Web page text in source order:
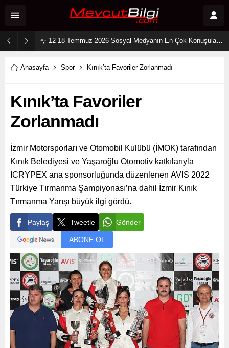
12-18 Temmuz 2026 Sosyal Medyanın En Çok Konuşulan Dizi Çiftleri: Zirvede Kıyasıya Rekabet!
Anasayfa Spor Kınık’ta Favoriler Zorlanmadı
Kınık’ta Favoriler
Zorlanmadı
İzmir Motorsporları ve Otomobil Kulübü (İMOK) tarafından
Kınık Belediyesi ve Yaşaroğlu Otomotiv katkılarıyla
ICRYPEX ana sponsorluğunda düzenlenen AVIS 2022
Türkiye Tırmanma Şampiyonası’na dahil İzmir Kınık
Tırmanma Yarışı büyük ilgi gördü.
Paylaş Tweetle Gönder
ABONE OL